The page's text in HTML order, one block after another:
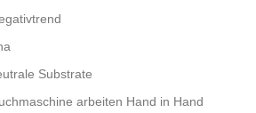
Substrate
arbeiten Hand in Hand